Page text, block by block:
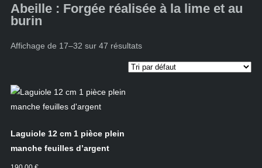
Abeille : Forgée réalisée à la lime et au
burin
Affichage de 17–32 sur 47 résultats
Laguiole 12 cm 1 pièce plein
manche feuilles d’argent